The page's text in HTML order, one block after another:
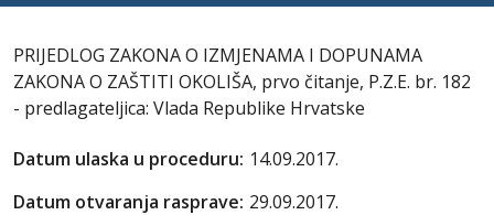
PRIJEDLOG ZAKONA O IZMJENAMA I DOPUNAMA
ZAKONA O ZAŠTITI OKOLIŠA, prvo čitanje, P.Z.E. br. 182
- predlagateljica: Vlada Republike Hrvatske
Datum ulaska u proceduru: 14.09.2017.
Datum otvaranja rasprave: 29.09.2017.